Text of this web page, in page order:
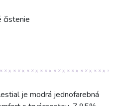
čistenie
je modrá jednofarebná